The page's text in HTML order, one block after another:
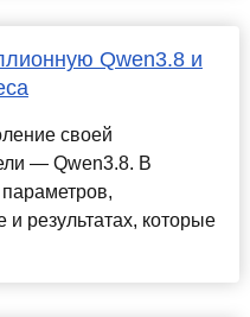
Qwen3.8 и
своей
— Qwen3.8. В
результатах, которые